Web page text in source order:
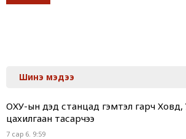
Шинэ мэдээ
ОХУ-ын дэд станцад гэмтэл гарч Ховд,
цахилгаан тасарчээ
7 сар 6. 9:59